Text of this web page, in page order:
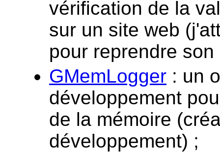
vérification de la
sur un site web
pour reprendre
GMemLogger : un
développement
de la mémoire
développement) ;